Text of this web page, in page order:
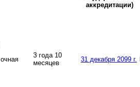
аккредитации)
очная
3 года 10
месяцев
31 декабря 2099 г.